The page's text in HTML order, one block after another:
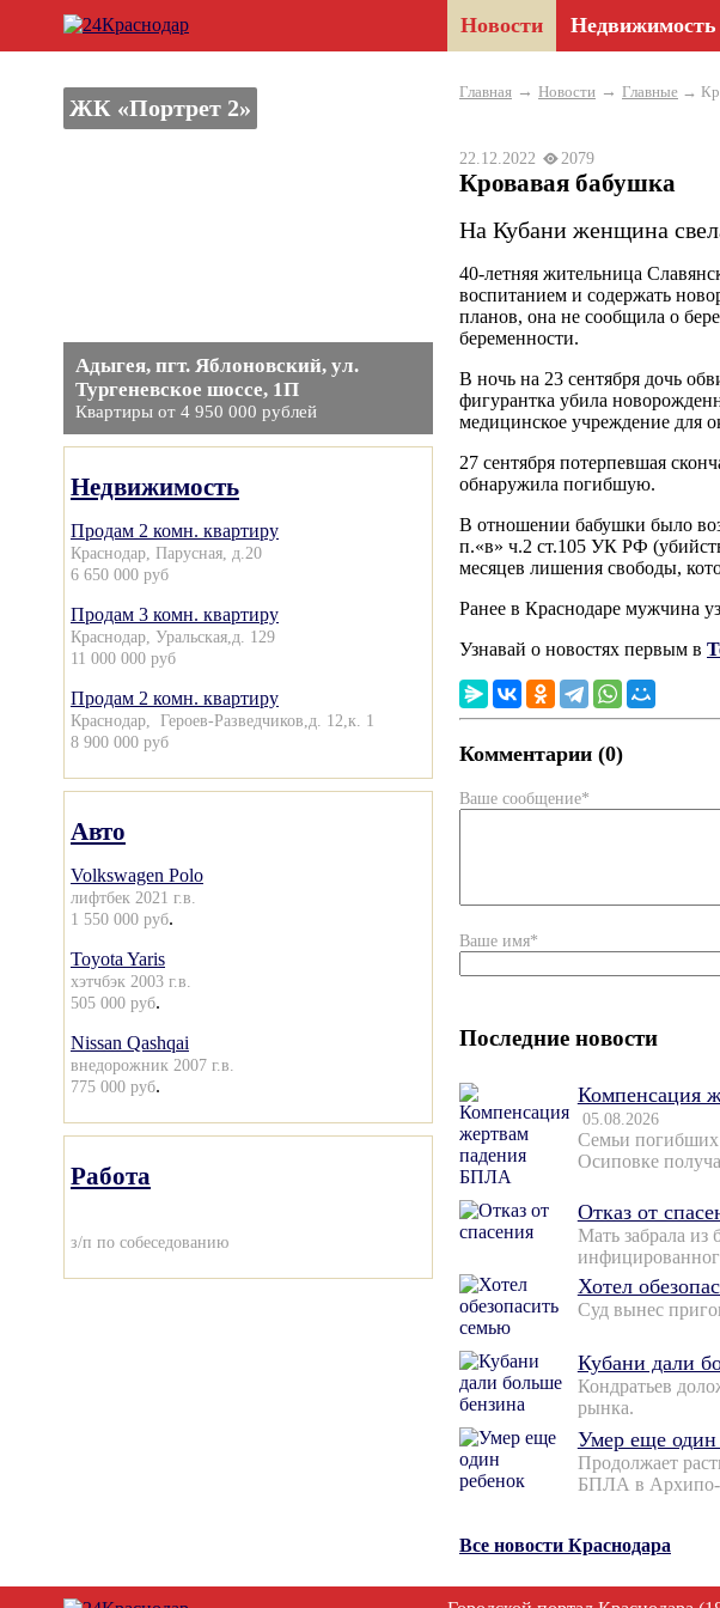
Новости Недвижимость
ЖК «Портрет 2»
Адыгея, пгт. Яблоновский, ул.
Тургеневское шоссе, 1П
Квартиры от 4 950 000 рублей
Недвижимость
Продам 2 комн. квартиру
Краснодар, Парусная, д.20
6 650 000 руб
Продам 3 комн. квартиру
Краснодар, Уральская,д. 129
11 000 000 руб
Продам 2 комн. квартиру
Краснодар, Героев-Разведчиков,д. 12,к. 1
8 900 000 руб
Авто
Volkswagen Polo
лифтбек 2021 г.в.
1 550 000 руб.
Toyota Yaris
хэтчбэк 2003 г.в.
505 000 руб.
Nissan Qashqai
внедорожник 2007 г.в.
775 000 руб.
Работа
з/п по собеседованию
Главная → Новости → Главные →
22.12.2022 2079
Кровавая бабушка
На Кубани женщина
40-летняя жительница
воспитанием и содержать
планов, она не сообщила о
беременности.
В ночь на 23 сентября дочь
фигурантка убила
медицинское учреждение для
27 сентября потерпевшая
обнаружила погибшую.
В отношении бабушки было
п.«в» ч.2 ст.105 УК РФ
месяцев лишения свободы,
Ранее в Краснодаре мужчина
Узнавай о новостях первым в
Комментарии (0)
Ваше сообщение*
Ваше имя*
Последние новости
Компенсация
05.08.2026
Семьи
Осиповке
Отказ от
Мать забрала
Хотел
Суд вынес
Кубани дали
Кондратьев
рынка.
Умер еще один
Продолжает
БПЛА в Архипо-
Все новости Краснодара